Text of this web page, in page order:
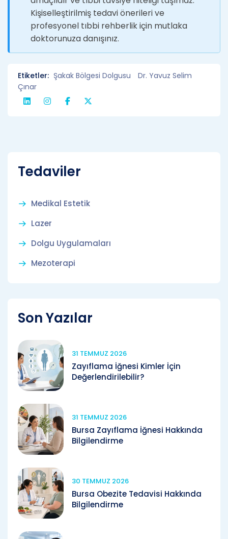
Kişiselleştirilmiş tedavi önerileri ve
profesyonel tıbbi rehberlik için mutlaka
doktorunuza danışınız.
Etiketler: Şakak Bölgesi Dolgusu
Dr. Yavuz Selim
Çınar
Tedaviler
Medikal Estetik
Lazer
Dolgu Uygulamaları
Mezoterapi
Son Yazılar
31 TEMMUZ 2026
Zayıflama İğnesi Kimler İçin
Değerlendirilebilir?
31 TEMMUZ 2026
Bursa Zayıflama İğnesi Hakkında
Bilgilendirme
30 TEMMUZ 2026
Bursa Obezite Tedavisi Hakkında
Bilgilendirme